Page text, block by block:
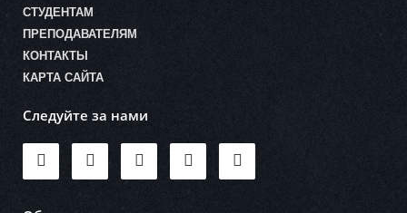
СТУДЕНТАМ
ПРЕПОДАВАТЕЛЯМ
КОНТАКТЫ
КАРТА САЙТА
Следуйте за нами